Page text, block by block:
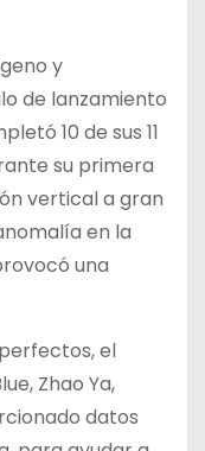
y
de lanzamiento
10 de sus 11
su primera
vertical a gran
en la
una
el
Zhao Ya,
datos